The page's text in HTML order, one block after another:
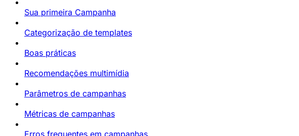
Sua primeira Campanha
Categorização de templates
Boas práticas
Recomendações multimídia
Parâmetros de campanhas
Métricas de campanhas
Erros frequentes em campanhas